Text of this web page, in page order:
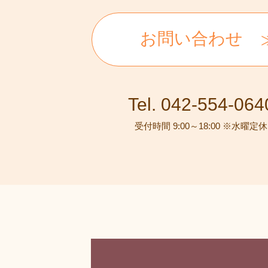
お問い合わせ
Tel. 042-554-
受付時間 9:00～18:00 ※水曜定休